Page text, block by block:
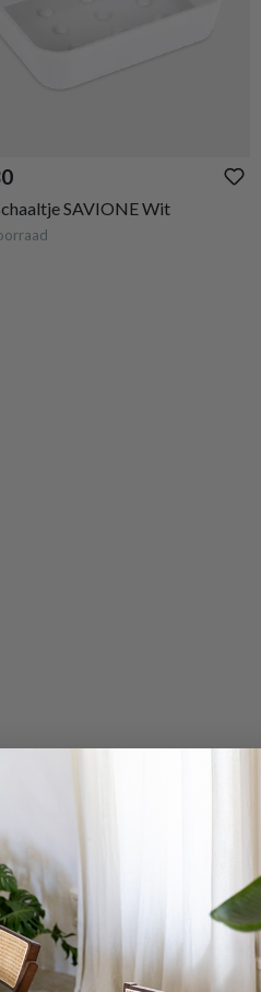
SAVIONE Wit